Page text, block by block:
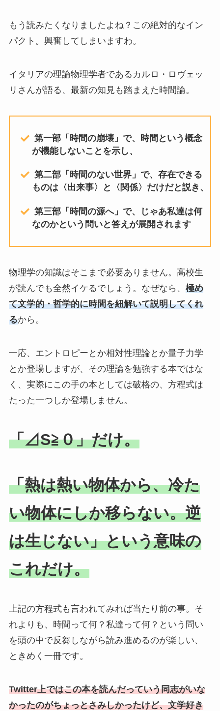
もう読みたくなりましたよね？この絶対的なイン
パクト。興奮してしまいますわ。
イタリアの理論物理学者であるカルロ・ロヴェッ
リさんが語る、最新の知見も踏まえた時間論。
第一部「時間の崩壊」で、時間という概念
が機能しないことを示し、
第二部「時間のない世界」で、存在できる
ものは〈出来事〉と〈関係〉だけだと説き、
第三部「時間の源へ」で、じゃあ私達は何
なのかという問いと答えが展開されます
物理学の知識はそこまで必要ありません。高校生
が読んでも全然イケるでしょう。なぜなら、 極め
て文学的・哲学的に時間を紐解いて説明してくれ
るから。
一応、エントロピーとか相対性理論とか量子力学
とか登場しますが、その理論を勉強する本ではな
く、実際にこの手の本としては破格の、方程式は
たった一つしか登場しません。
「⊿S≧０」だけ。
「熱は熱い物体から、冷た
い物体にしか移らない。逆
は生じない」という意味の
これだけ。
上記の方程式も言われてみれば当たり前の事。そ
れよりも、時間って何？私達って何？という問い
を頭の中で反芻しながら読み進めるのが楽しい、
ときめく一冊です。
Twitter上ではこの本を読んだっていう同志がいな
かったのがちょっとさみしかったけど、文学好き